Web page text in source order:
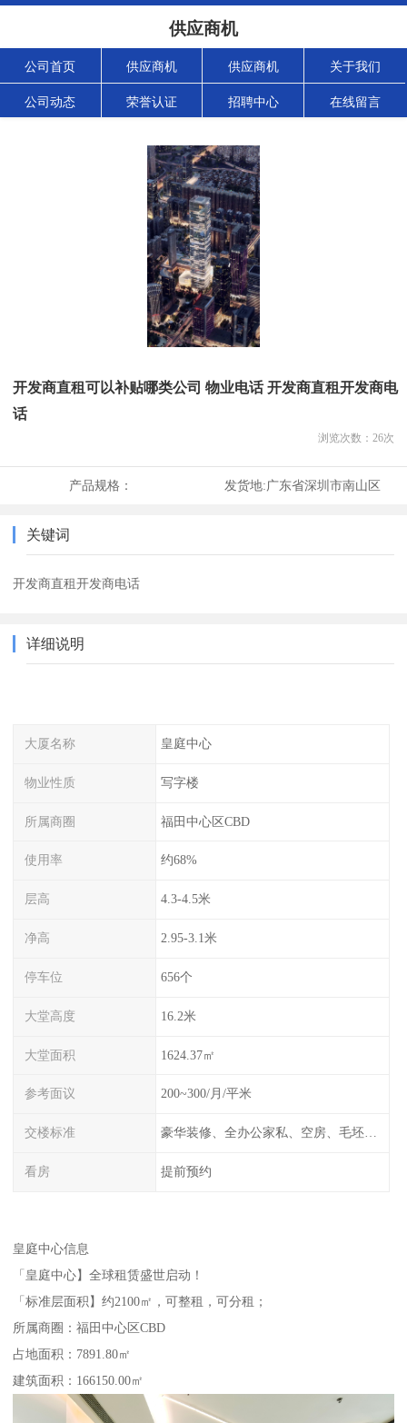
供应商机
公司首页 供应商机 供应商机 关于我们
公司动态 荣誉认证 招聘中心 在线留言
开发商直租可以补贴哪类公司 物业电话 开发商直租开发商电
话
浏览次数： 26次
产品规格： 发货地:广东省深圳市南山区
关键词
开发商直租开发商电话
详细说明
大厦名称 皇庭中心
物业性质 写字楼
所属商圈 福田中心区CBD
使用率 约68%
层高 4.3-4.5米
净高 2.95-3.1米
停车位 656个
大堂高度 16.2米
大堂面积 1624.37㎡
参考面议 200~300/月/平米
交楼标准 豪华装修、全办公家私、空房、毛坯、任选
看房 提前预约
皇庭中心信息
「皇庭中心】全球租赁盛世启动！
「标准层面积】约2100㎡，可整租，可分租；
所属商圈：福田中心区CBD
占地面积：7891.80㎡
建筑面积：166150.00㎡